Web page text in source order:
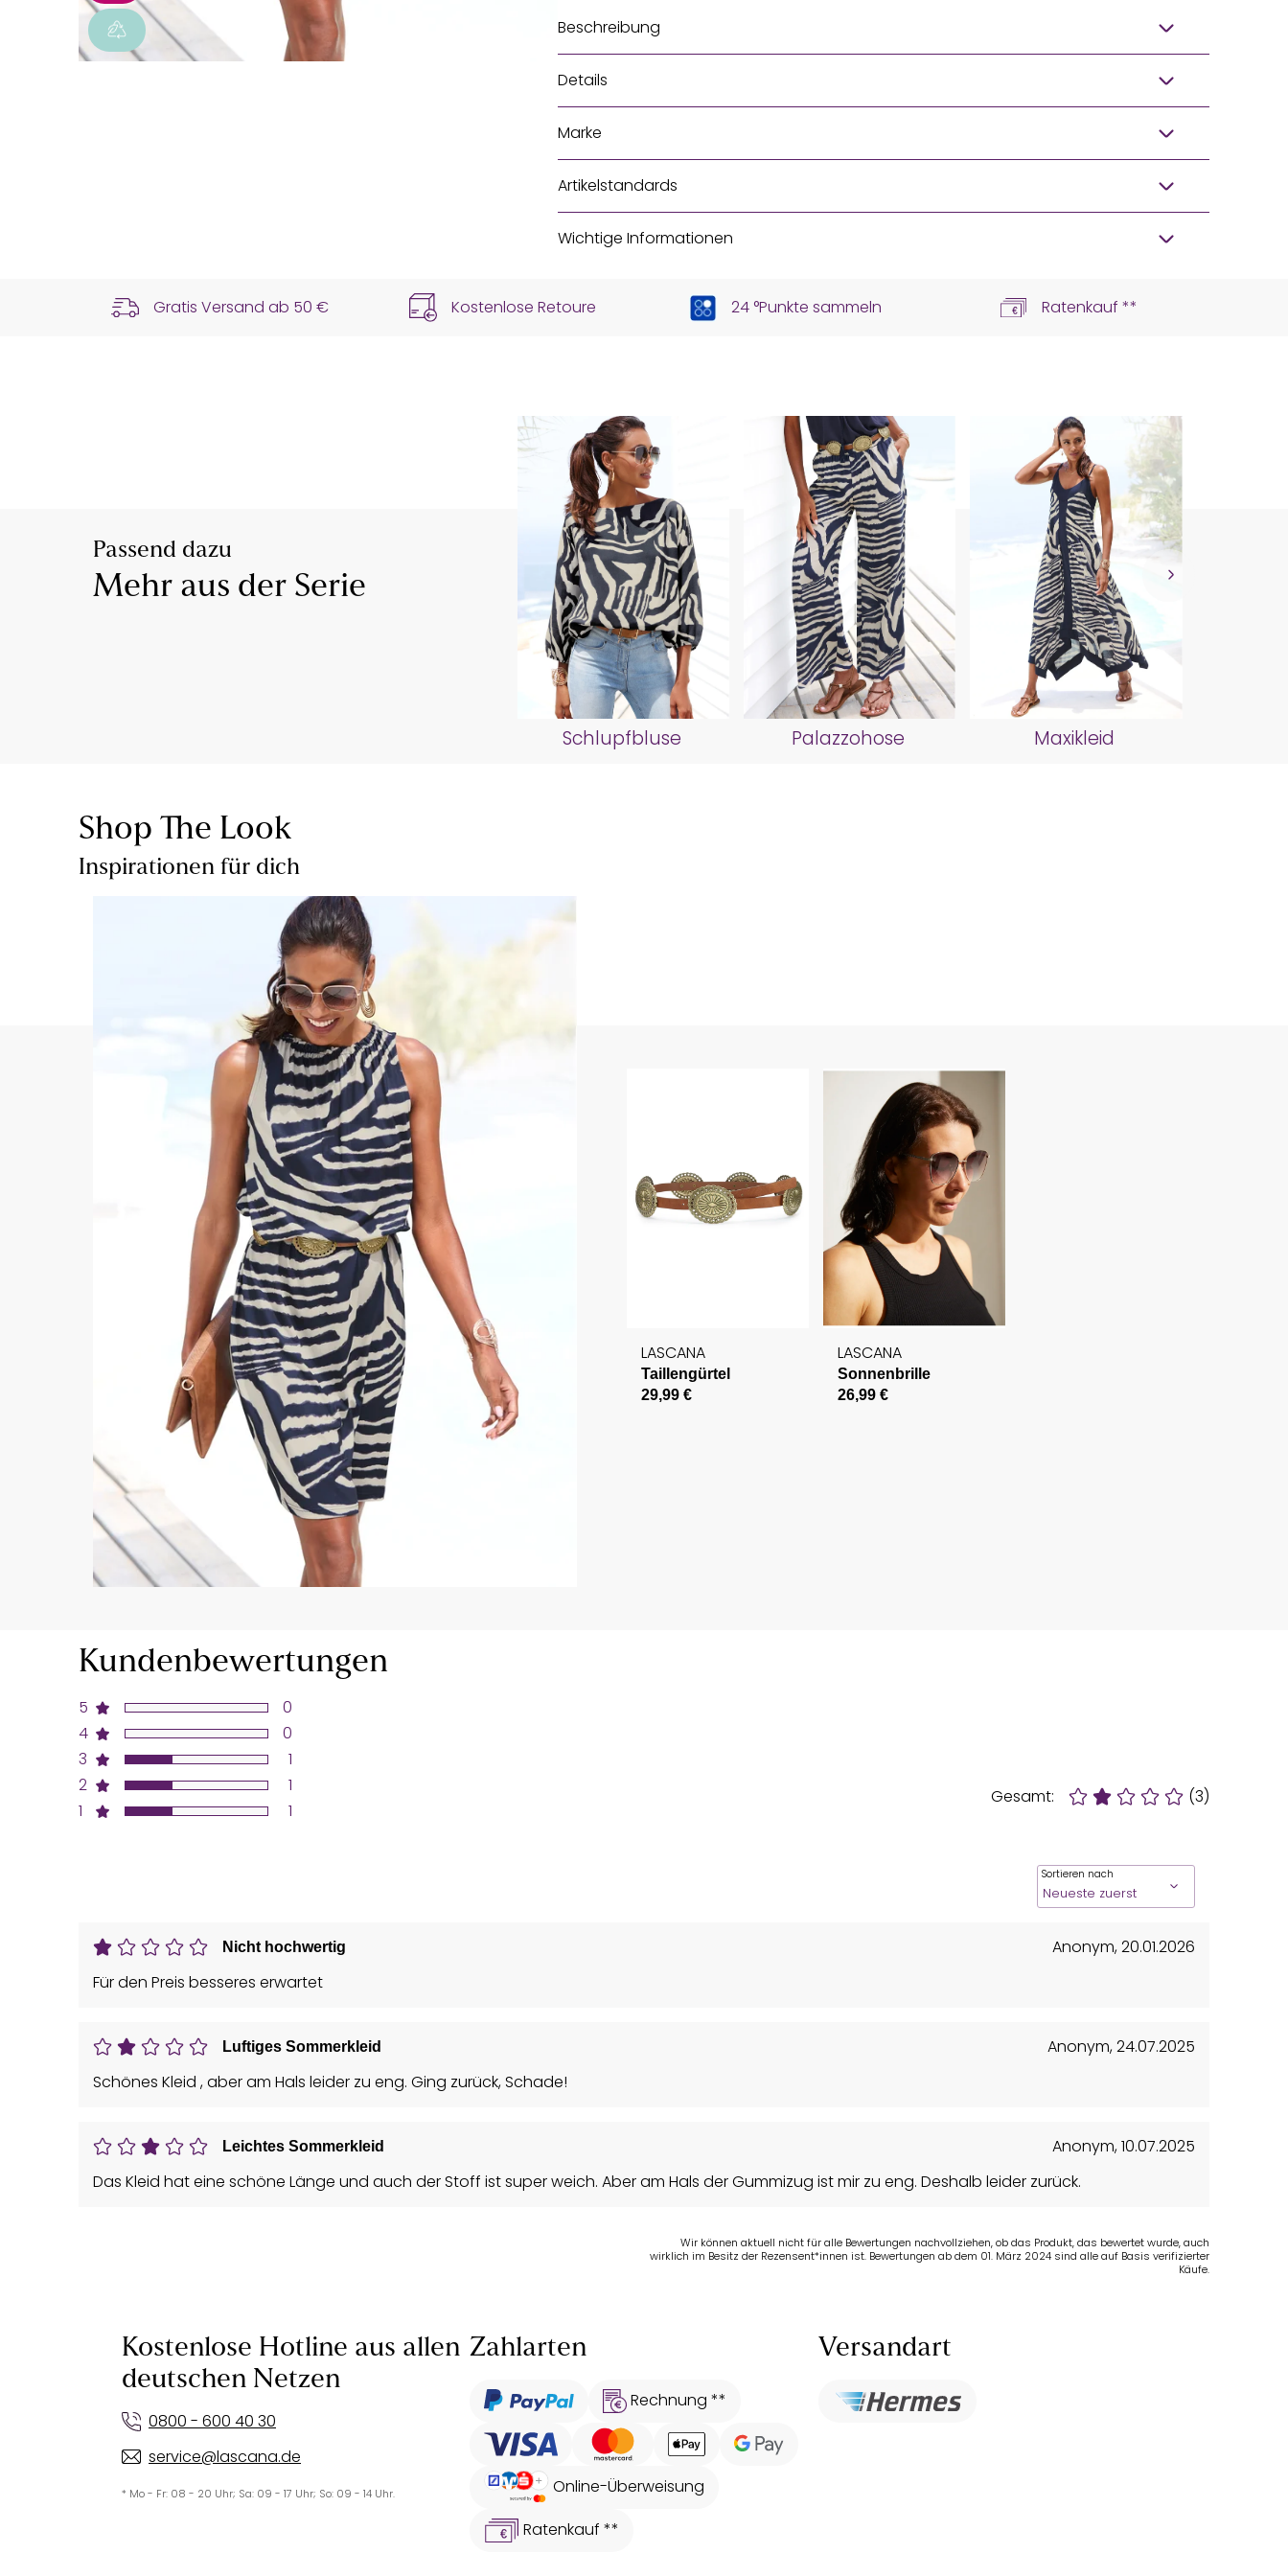
Beschreibung
Details
Marke
Artikelstandards
Wichtige Informationen
Gratis Versand ab 50 € Kostenlose Retoure 24 °Punkte sammeln Ratenkauf **
Passend dazu
Mehr aus der Serie
Schlupfbluse Palazzohose Maxikleid
Shop The Look
Inspirationen für dich
LASCANA
Taillengürtel
29,99 €
LASCANA
Sonnenbrille
26,99 €
Kundenbewertungen
5
4
3
2
1
0
0
1
1
1
Gesamt: (3)
Sortieren nach
Nicht hochwertig Anonym,20.01.2026
Für den Preis besseres erwartet
Luftiges Sommerkleid Anonym,24.07.2025
Schönes Kleid , aber am Hals leider zu eng. Ging zurück, Schade!
Leichtes Sommerkleid Anonym,10.07.2025
Das Kleid hat eine schöne Länge und auch der Stoff ist super weich. Aber am Hals der Gummizug ist mir zu eng. Deshalb leider zurück.
Wir können aktuell nicht für alle Bewertungen nachvollziehen, ob das Produkt, das bewertet wurde, auch
wirklich im Besitz der Rezensent*innen ist. Bewertungen ab dem 01. März 2024 sind alle auf Basis verifizierter
Käufe.
Kostenlose Hotline aus allen
deutschen Netzen
0800 - 600 40 30
service@lascana.de
* Mo - Fr: 08 - 20 Uhr; Sa: 09 - 17 Uhr; So: 09 - 14 Uhr.
Zahlarten
Rechnung **
Online-Überweisung
Ratenkauf **
Versandart